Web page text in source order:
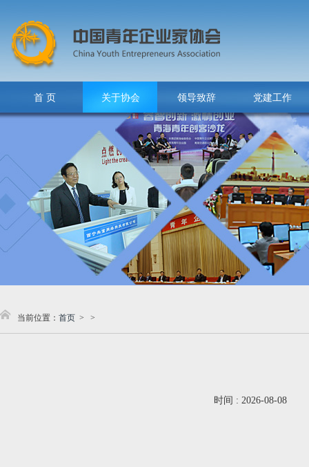
首 页 关于协会 领导致辞 党建工作
当前位置： 首页 > >
时间 : 2026-08-08